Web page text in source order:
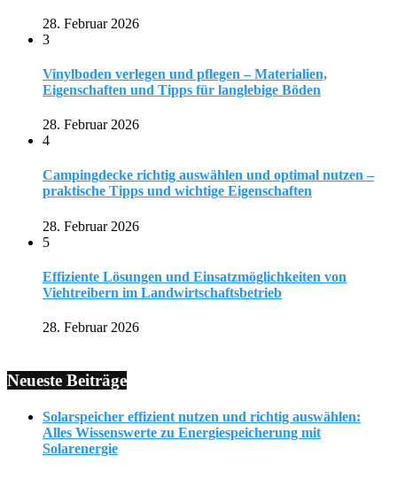
28. Februar 2026
3
Vinylboden verlegen und pflegen – Materialien,
Eigenschaften und Tipps für langlebige Böden
28. Februar 2026
4
Campingdecke richtig auswählen und optimal nutzen –
praktische Tipps und wichtige Eigenschaften
28. Februar 2026
5
Effiziente Lösungen und Einsatzmöglichkeiten von
Viehtreibern im Landwirtschaftsbetrieb
28. Februar 2026
Neueste Beiträge
Solarspeicher effizient nutzen und richtig auswählen:
Alles Wissenswerte zu Energiespeicherung mit
Solarenergie